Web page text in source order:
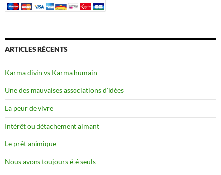
ARTICLES RÉCENTS
Karma divin vs Karma humain
Une des mauvaises associations d’idées
La peur de vivre
Intérêt ou détachement aimant
Le prêt animique
Nous avons toujours été seuls